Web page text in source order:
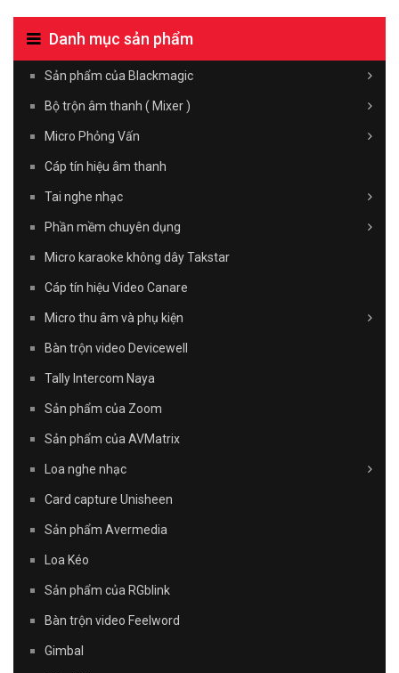
Danh mục sản phẩm
Sản phẩm của Blackmagic
Bộ trộn âm thanh ( Mixer )
Micro Phỏng Vấn
Cáp tín hiệu âm thanh
Tai nghe nhạc
Phần mềm chuyên dụng
Micro karaoke không dây Takstar
Cáp tín hiệu Video Canare
Micro thu âm và phụ kiện
Bàn trộn video Devicewell
Tally Intercom Naya
Sản phẩm của Zoom
Sản phẩm của AVMatrix
Loa nghe nhạc
Card capture Unisheen
Sản phẩm Avermedia
Loa Kéo
Sản phẩm của RGblink
Bàn trộn video Feelword
Gimbal